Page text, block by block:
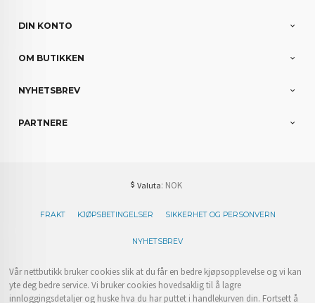
DIN KONTO
OM BUTIKKEN
NYHETSBREV
PARTNERE
Valuta: NOK
FRAKT KJØPSBETINGELSER SIKKERHET OG PERSONVERN
NYHETSBREV
Vår nettbutikk bruker cookies slik at du får en bedre kjøpsopplevelse og vi kan
yte deg bedre service. Vi bruker cookies hovedsaklig til å lagre
innloggingsdetaljer og huske hva du har puttet i handlekurven din. Fortsett å